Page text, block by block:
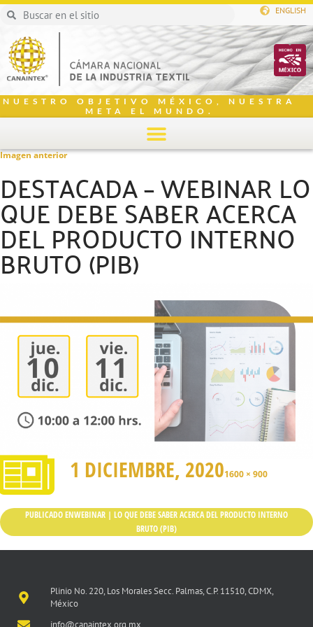
ENGLISH
NUESTRO OBJETIVO MÉXICO, NUESTRA
META EL MUNDO.
Imagen anterior
DESTACADA – WEBINAR LO
QUE DEBE SABER ACERCA
DEL PRODUCTO INTERNO
BRUTO (PIB)
1 DICIEMBRE, 20201600 × 900
PUBLICADO ENWEBINAR | LO QUE DEBE SABER ACERCA DEL PRODUCTO INTERNO
BRUTO (PIB)
Plinio No. 220, Los Morales Secc. Palmas, C.P. 11510, CDMX,
México
info@canaintex.org.mx